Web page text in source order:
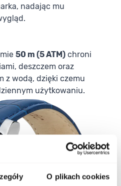
O plikach cookies
nadając mu
50 m (5 ATM) chroni
deszczem oraz
z wodą, dzięki czemu
użytkowaniu.